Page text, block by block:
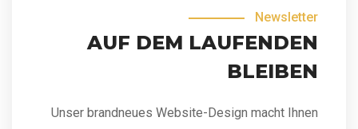
Newsletter
AUF DEM LAUFENDEN
BLEIBEN
Unser brandneues Website-Design macht Ihnen